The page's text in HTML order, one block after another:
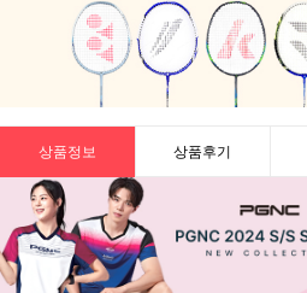
상품정보 상품후기